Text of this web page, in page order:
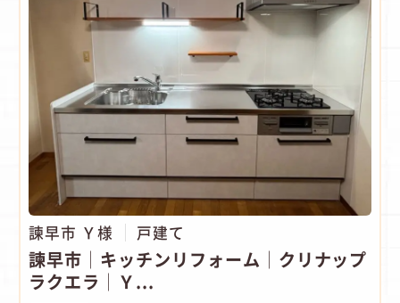
諫早市 Ｙ様 戸建て
諫早市│キッチンリフォーム│クリナップ
ラクエラ│Ｙ...